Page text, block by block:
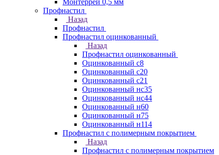
Профнастил
Назад
Профнастил
Профнастил оцинкованный
Назад
Профнастил оцинкованный
Оцинкованный с8
Оцинкованный с20
Оцинкованный с21
Оцинкованный нс35
Оцинкованный нс44
Оцинкованный н60
Оцинкованный н75
Оцинкованный н114
Профнастил с полимерным покрытием
Назад
Профнастил с полимерным покрытием